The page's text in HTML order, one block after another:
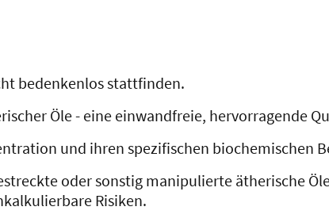
bedenkenlos stattfinden.
Öle - eine einwandfreie, hervorragende
und ihren spezifischen biochemischen
oder sonstig manipulierte ätherische
Risiken.